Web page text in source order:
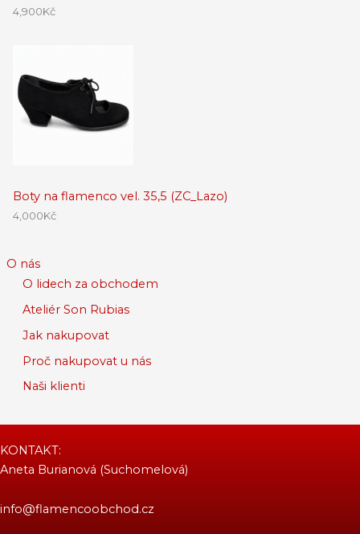
4,900Kč
Boty na flamenco vel. 35,5 (ZC_Lazo)
4,000Kč
O nás
O lidech za obchodem
Ateliér Son Rubias
Jak nakupovat
Proč nakupovat u nás
Naši klienti
KONTAKT:
Aneta Burianová (Suchomelová)
info@flamencoobchod.cz